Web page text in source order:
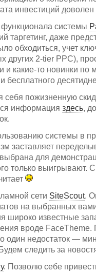
инвестиций доволен
системы
таргетинг, даже
обходиться, учет
других 2-tier PPC),
и какие-то новинки по
бесплатного
себя пожизненную
информация здесь,
системы в
заставляет
для
только выигрывают.
сети SiteScout.
на выбранных
широко известные
вроде FaceTheme.
один недостаток —
следить за
. Позволю себе